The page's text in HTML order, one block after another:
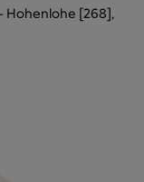
Hohenlohe [268],